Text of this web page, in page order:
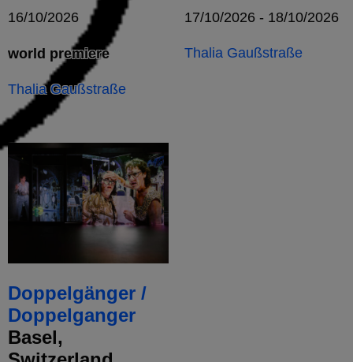
16/10/2026
world premiere
Thalia Gaußstraße
17/10/2026 - 18/10/2026
Thalia Gaußstraße
Doppelgänger /
Doppelganger
Basel,